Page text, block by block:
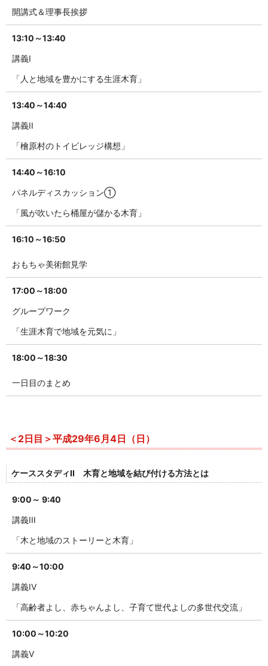
開講式＆理事長挨拶
13:10～13:40
講義I
「人と地域を豊かにする生涯木育」
13:40～14:40
講義II
「檜原村のトイビレッジ構想」
14:40～16:10
パネルディスカッション①
「風が吹いたら桶屋が儲かる木育」
16:10～16:50
おもちゃ美術館見学
17:00～18:00
グループワーク
「生涯木育で地域を元気に」
18:00～18:30
一日目のまとめ
＜2日目＞平成29年6月4日（日）
ケーススタディII 木育と地域を結び付ける方法とは
9:00～ 9:40
講義III
「木と地域のストーリーと木育」
9:40～10:00
講義IV
「高齢者よし、赤ちゃんよし、子育て世代よしの多世代交流」
10:00～10:20
講義V